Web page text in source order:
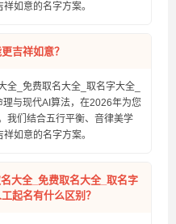
如意的名字方案。
吉祥如意？
_免费取名大全_取名字大全_
与现代AI算法，在2026年为您
我们结合五行平衡、音律美学
如意的名字方案。
大全_免费取名大全_取名字
起名有什么区别？